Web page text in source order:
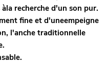
recherche d'un son pur.
fine et d'uneempeigne
l'anche traditionnelle